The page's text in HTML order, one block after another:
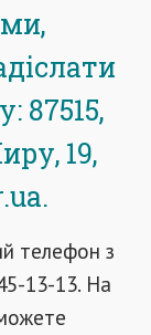
87515,
19,
телефон з
13-13. На